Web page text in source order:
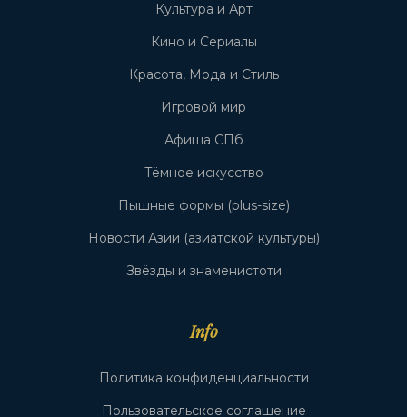
Культура и Арт
Кино и Сериалы
Красота, Мода и Стиль
Игровой мир
Афиша СПб
Тёмное искусство
Пышные формы (plus-size)
Новости Азии (азиатской культуры)
Звёзды и знаменистоти
Info
Политика конфиденциальности
Пользовательское соглашение